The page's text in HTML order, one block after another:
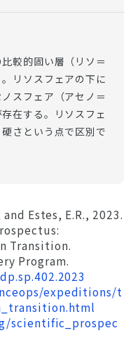
較的固い層（リソ＝
リソスフェアの下に
スフェア（アセノ＝
在する。リソスフェ
さという点で区別で
Estes, E.R., 2023.
Transition.
Program.
expeditions/t
scientific_prospec